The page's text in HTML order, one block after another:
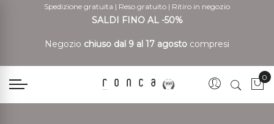
Spedizione gratuita | Reso gratuito | Ritiro in negozio
SALDI FINO AL -50%
Negozio chiuso dal 9 al 17 agosto compresi
0